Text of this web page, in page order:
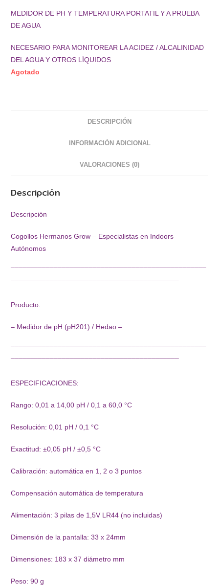
MEDIDOR DE PH Y TEMPERATURA PORTATIL Y A PRUEBA
DE AGUA
NECESARIO PARA MONITOREAR LA ACIDEZ / ALCALINIDAD
DEL AGUA Y OTROS LÍQUIDOS
Agotado
DESCRIPCIÓN
INFORMACIÓN ADICIONAL
VALORACIONES (0)
Descripción
Descripción
Cogollos Hermanos Grow – Especialistas en Indoors
Autónomos
¯¯¯¯¯¯¯¯¯¯¯¯¯¯¯¯¯¯¯¯¯¯¯¯¯¯¯¯¯¯¯¯¯¯¯¯¯¯¯¯¯¯¯¯¯¯¯¯¯¯
¯¯¯¯¯¯¯¯¯¯¯¯¯¯¯¯¯¯¯¯¯¯¯¯¯¯¯¯¯¯¯¯¯¯¯¯¯¯¯¯¯¯¯
Producto:
– Medidor de pH (pH201) / Hedao –
¯¯¯¯¯¯¯¯¯¯¯¯¯¯¯¯¯¯¯¯¯¯¯¯¯¯¯¯¯¯¯¯¯¯¯¯¯¯¯¯¯¯¯¯¯¯¯¯¯¯
¯¯¯¯¯¯¯¯¯¯¯¯¯¯¯¯¯¯¯¯¯¯¯¯¯¯¯¯¯¯¯¯¯¯¯¯¯¯¯¯¯¯¯
ESPECIFICACIONES:
Rango: 0,01 a 14,00 pH / 0,1 a 60,0 °C
Resolución: 0,01 pH / 0,1 °C
Exactitud: ±0,05 pH / ±0,5 °C
Calibración: automática en 1, 2 o 3 puntos
Compensación automática de temperatura
Alimentación: 3 pilas de 1,5V LR44 (no incluidas)
Dimensión de la pantalla: 33 x 24mm
Dimensiones: 183 x 37 diámetro mm
Peso: 90 g